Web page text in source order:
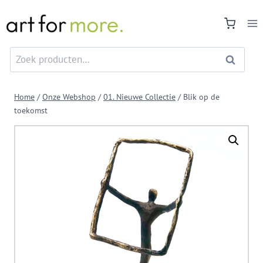
naar
Zoeken
naar:
Zoeken
Home / Onze Webshop / 01. Nieuwe Collectie / Blik op de
toekomst